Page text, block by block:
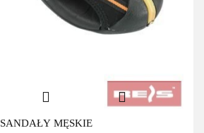
SANDAŁY MĘSKIE